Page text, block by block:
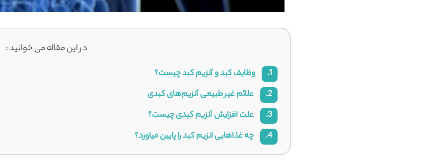
در این مقاله می خوانید :
1.
وظایف کبد و آنزیم کبد چیست؟
2.
علائم غیر طبیعی آنزیم‌های کبدی
3.
علت افزایش آنزیم کبدی چیست؟
4.
چه غذاهایی انزیم کبد را پایین میاورد؟